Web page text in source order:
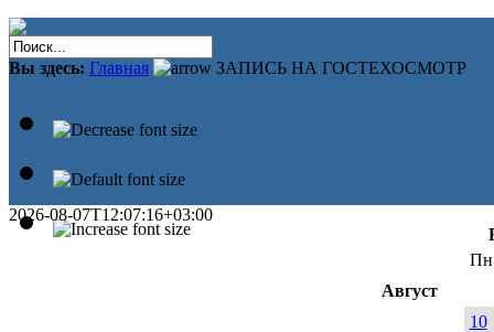
Вы здесь: Главная ЗАПИСЬ НА ГОСТЕХОСМОТР
2026-08-07T12:07:16+03:00
Пн
Август
10